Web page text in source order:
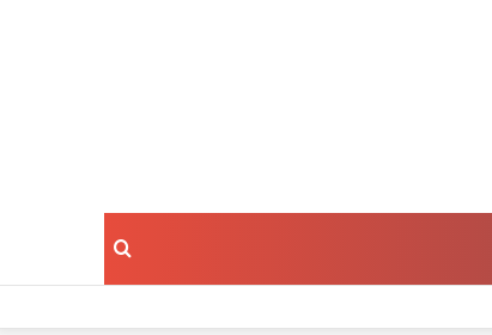
بحث